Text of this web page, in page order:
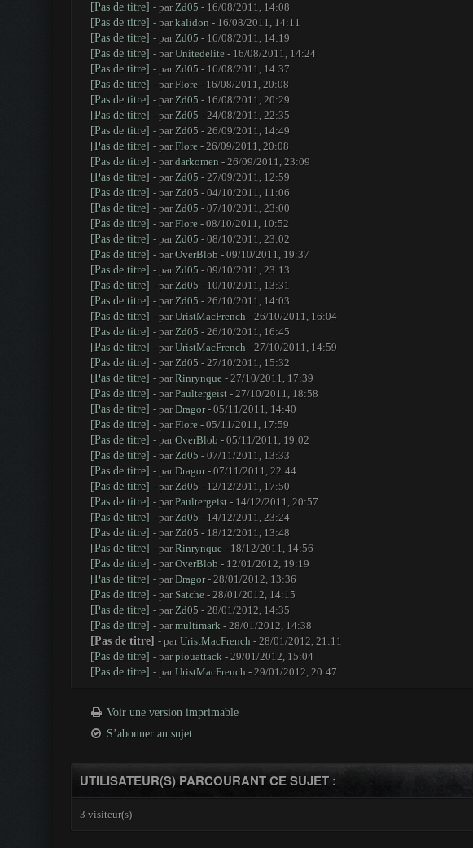
[Pas de titre] - parZd05 - 16/08/2011, 14:08
[Pas de titre] - parkalidon - 16/08/2011, 14:11
[Pas de titre] - parZd05 - 16/08/2011, 14:19
[Pas de titre] - parUnitedelite- 16/08/2011, 14:24
[Pas de titre] - parZd05 - 16/08/2011, 14:37
[Pas de titre] - parFlore- 16/08/2011, 20:08
[Pas de titre] - parZd05 - 16/08/2011, 20:29
[Pas de titre] - parZd05 - 24/08/2011, 22:35
[Pas de titre] - parZd05 - 26/09/2011, 14:49
[Pas de titre] - parFlore- 26/09/2011, 20:08
[Pas de titre] - pardarkomen - 26/09/2011, 23:09
[Pas de titre] - parZd05 - 27/09/2011, 12:59
[Pas de titre] - parZd05 - 04/10/2011, 11:06
[Pas de titre] - parZd05 - 07/10/2011, 23:00
[Pas de titre] - parFlore- 08/10/2011, 10:52
[Pas de titre] - parZd05 - 08/10/2011, 23:02
[Pas de titre] - parOverBlob - 09/10/2011, 19:37
[Pas de titre] - parZd05 - 09/10/2011, 23:13
[Pas de titre] - parZd05 - 10/10/2011, 13:31
[Pas de titre] - parZd05 - 26/10/2011, 14:03
[Pas de titre] - parUristMacFrench - 26/10/2011, 16:04
[Pas de titre] - parZd05 - 26/10/2011, 16:45
[Pas de titre] - parUristMacFrench - 27/10/2011, 14:59
[Pas de titre] - parZd05 - 27/10/2011, 15:32
[Pas de titre] - parRinrynque- 27/10/2011, 17:39
[Pas de titre] - parPaultergeist- 27/10/2011, 18:58
[Pas de titre] - parDragor- 05/11/2011, 14:40
[Pas de titre] - parFlore- 05/11/2011, 17:59
[Pas de titre] - parOverBlob - 05/11/2011, 19:02
[Pas de titre] - parZd05 - 07/11/2011, 13:33
[Pas de titre] - parDragor- 07/11/2011, 22:44
[Pas de titre] - parZd05 - 12/12/2011, 17:50
[Pas de titre] - parPaultergeist- 14/12/2011, 20:57
[Pas de titre] - parZd05 - 14/12/2011, 23:24
[Pas de titre] - parZd05 - 18/12/2011, 13:48
[Pas de titre] - parRinrynque- 18/12/2011, 14:56
[Pas de titre] - parOverBlob - 12/01/2012, 19:19
[Pas de titre] - parDragor- 28/01/2012, 13:36
[Pas de titre] - par Satche- 28/01/2012, 14:15
[Pas de titre] - parZd05 - 28/01/2012, 14:35
[Pas de titre] - parmultimark- 28/01/2012, 14:38
[Pas de titre] - parUristMacFrench - 28/01/2012, 21:11
[Pas de titre] - parpiouattack- 29/01/2012, 15:04
[Pas de titre] - parUristMacFrench - 29/01/2012, 20:47
Voir une version imprimable
S’abonner au sujet
UTILISATEUR(S) PARCOURANT CE SUJET :
3 visiteur(s)